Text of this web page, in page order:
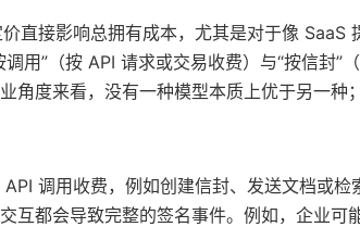
直接影响总拥有成本，尤其是对于像 SaaS
调用”（按 API 请求或交易收费）与“按信封
角度来看，没有一种模型本质上优于另一种
调用收费，例如创建信封、发送文档或
互都会导致完整的签名事件。例如，企业